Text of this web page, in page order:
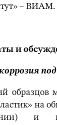
– ВИАМ.
и
образцов
на
и